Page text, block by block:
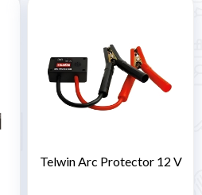
Telwin Arc Protector 12 V